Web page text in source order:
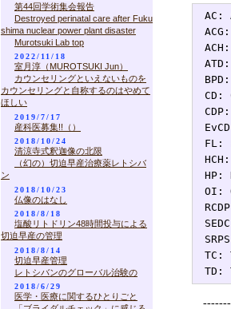
AC:
CD:
FL:
HP:
OI:
TC:
第44回学術集会報告
Destroyed perinatal care after Fuku
shima nuclear power plant disaster
Murotsuki Lab top
2022/11/18
室月淳（MUROTSUKI Jun）
カウンセリングといえないものを
カウンセリングと自称するのはやめて
ほしい
2019/7/17
産科医募集!!（）
2018/10/24
清涼寺式釈迦像の北限
（幻の）切迫早産治療薬レトシバ
ン
2018/10/23
仏像のはなし
2018/8/18
塩酸リトドリン48時間投与による
切迫早産の管理
2018/8/14
切迫早産管理
レトシバンのグローバル治験の
2018/6/29
医学・医療に関するひとりごと